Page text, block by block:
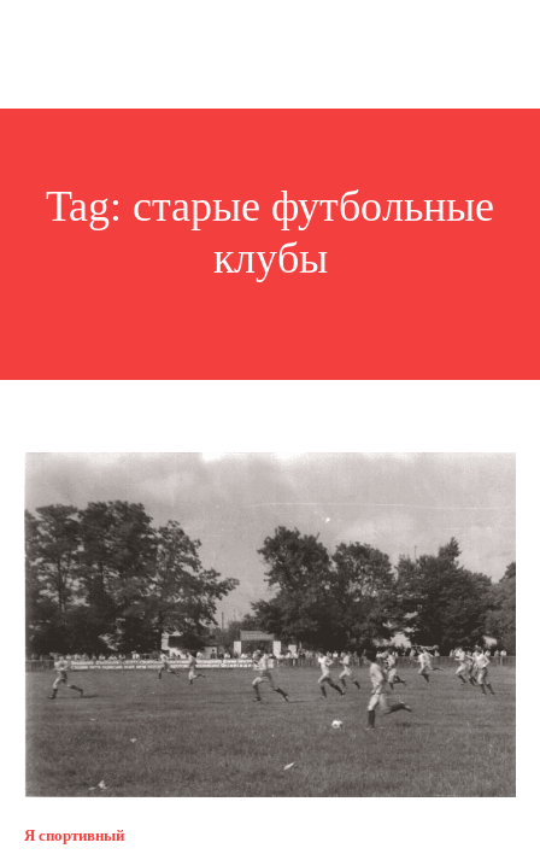
Tag: старые футбольные
клубы
Я спортивный